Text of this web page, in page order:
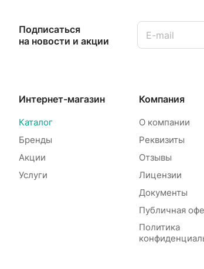
Подписаться
на новости и акции
Интернет-магазин
Каталог
Бренды
Акции
Услуги
Компания
О компании
Реквизиты
Отзывы
Лицензии
Документы
Публичная
Политика